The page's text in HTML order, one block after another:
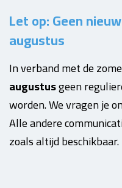
Let op: Geen
augustus
In verband met de
augustusgeen
worden. We vragen je
Alle andere
zoals altijd beschikbaar.